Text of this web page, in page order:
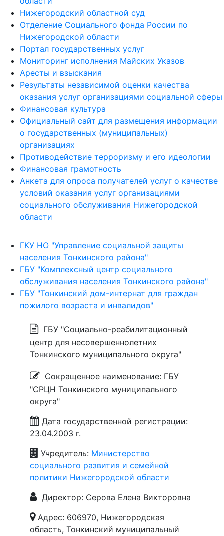
Нижегородский областной суд
Отделение Социального фонда России по
Нижегородской области
Портал государственных услуг
Мониторинг исполнения Майских Указов
Аресты и взыскания
Результаты независимой оценки качества
оказания услуг организациями социальной сферы
Финансовая культура
Официальный сайт для размещения информации
о государственных (муниципальных)
организациях
Противодействие терроризму и его идеологии
Финансовая грамотность
Анкета для опроса получателей услуг о качестве
условий оказания услуг организациями
социального обслуживания Нижегородской
области
ГКУ НО "Управление социальной защиты
населения Тонкинского района"
ГБУ "Комплексный центр социального
обслуживания населения Тонкинского района"
ГБУ "Тонкинский дом-интернат для граждан
пожилого возраста и инвалидов"
ГБУ "Социально-реабилитационный
центр для несовершеннолетних
Тонкинского муниципального округа"
Сокращенное наименование: ГБУ
"СРЦН Тонкинского муниципального
округа"
Дата государственной регистрации:
23.04.2003 г.
Учредитель: Министерство
социального развития и семейной
политики Нижегородской области
Директор: Серова Елена Викторовна
Адрес: 606970, Нижегородская
область, Тонкинский муниципальный